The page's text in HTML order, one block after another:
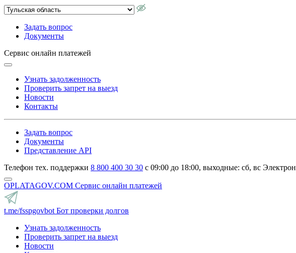
Задать вопрос
Документы
Сервис онлайн платежей
Узнать задолженность
Проверить запрет на выезд
Новости
Контакты
Задать вопрос
Документы
Представление API
Телефон тех. поддержки 8 800 400 30 30 с 09:00 до 18:00, выходные: сб, вс
OPLATAGOV.COM Сервис онлайн платежей
t.me/fsspgovbot Бот проверки долгов
Узнать задолженность
Проверить запрет на выезд
Новости